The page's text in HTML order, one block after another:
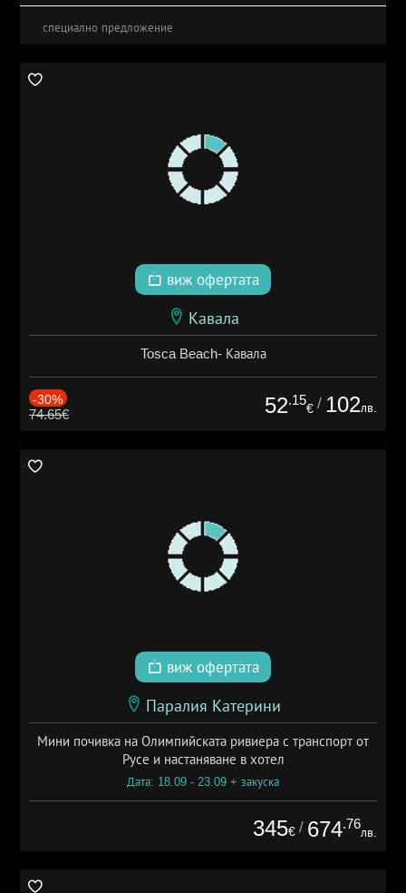
специално предложение
виж офертата
Кавала
Tosca Beach- Кавала
-30%
74.65€ 52.15
€ / 102лв.
виж офертата
Паралия Катерини
Мини почивка на Олимпийската ривиера с транспорт от
Русе и настаняване в хотел
Дата: 18.09 - 23.09 + закуска
345€ / 674.76
лв.